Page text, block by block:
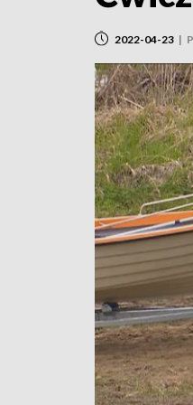
2022-04-23 |